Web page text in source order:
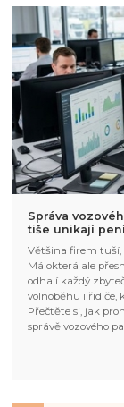
Správa
tiše unikají
Většina firem tuší,
Málokterá ale
odhalí každý
volnoběhu i řidiče,
Přečtěte si, jak
správě vozového